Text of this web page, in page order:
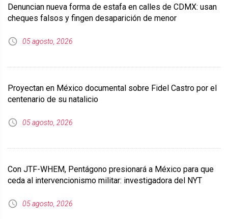
Denuncian nueva forma de estafa en calles de CDMX: usan
cheques falsos y fingen desaparición de menor
05 agosto, 2026
Proyectan en México documental sobre Fidel Castro por el
centenario de su natalicio
05 agosto, 2026
Con JTF-WHEM, Pentágono presionará a México para que
ceda al intervencionismo militar: investigadora del NYT
05 agosto, 2026